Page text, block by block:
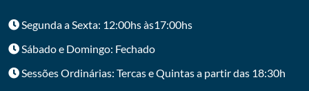
Segunda a Sexta: 12:00hs às17:00hs
Sábado e Domingo: Fechado
Sessões Ordinárias: Tercas e Quintas a partir das 18:30h